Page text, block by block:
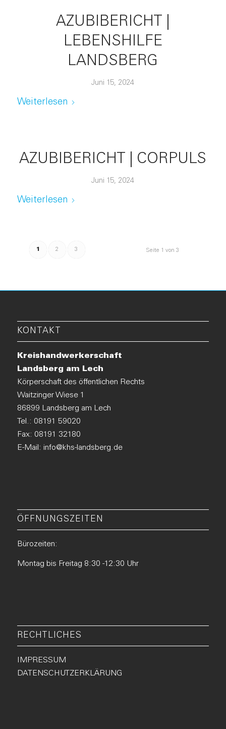
AZUBIBERICHT |
LEBENSHILFE
LANDSBERG
Juni 15, 2024
Weiterlesen
AZUBIBERICHT | CORPULS
Juni 15, 2024
Weiterlesen
Seite 1 von 3
1 2 3
KONTAKT
Kreishandwerkerschaft
Landsberg am Lech
Körperschaft des öffentlichen Rechts
Waitzinger Wiese 1
86899 Landsberg am Lech
Tel.: 08191 59020
Fax: 08191 32180
E-Mail: info@khs-landsberg.de
ÖFFNUNGSZEITEN
Bürozeiten:
Montag bis Freitag 8:30 -12:30 Uhr
RECHTLICHES
IMPRESSUM
DATENSCHUTZERKLÄRUNG